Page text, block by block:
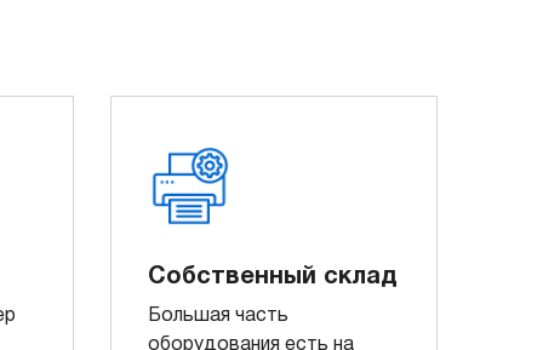
Собственный склад
Большая часть
оборудования есть на